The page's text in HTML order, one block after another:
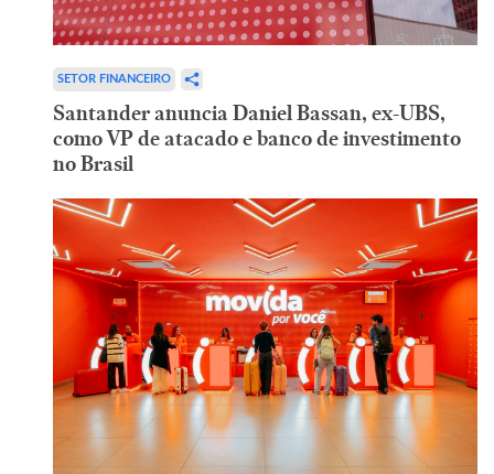
SETOR FINANCEIRO
Santander anuncia Daniel Bassan, ex-UBS,
como VP de atacado e banco de investimento
no Brasil